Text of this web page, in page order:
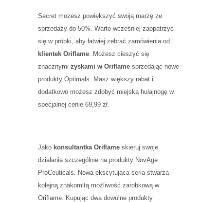
Secret możesz powiększyć swoją marżę ze
sprzedaży do 50%. Warto wcześniej zaopatrzyć
się w próbki, aby łatwiej zebrać zamówienia od
klientek Oriflame . Możesz cieszyć się
znacznymi zyskami w Oriflame sprzedając nowe
produkty Optimals. Masz większy rabat i
dodatkowo możesz zdobyć miejską hulajnogę w
specjalnej cenie 69,99 zł.
Jako konsultantka Oriflame skieruj swoje
działania szczególnie na produkty NovAge
ProCeuticals. Nowa ekscytująca seria stwarza
kolejną znakomitą możliwość zarobkową w
Oriflame. Kupując dwa dowolne produkty